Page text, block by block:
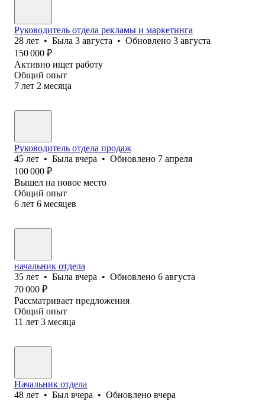
Руководитель отдела рекламы и маркетинга
28 лет • Была 3 августа • Обновлено 3 августа
150 000 ₽
Активно ищет работу
Общий опыт
7 лет 2 месяца
Руководитель отдела продаж
45 лет • Была вчера • Обновлено 7 апреля
100 000 ₽
Вышел на новое место
Общий опыт
6 лет 6 месяцев
начальник отдела
35 лет • Была вчера • Обновлено 6 августа
70 000 ₽
Рассматривает предложения
Общий опыт
11 лет 3 месяца
Начальник отдела
48 лет • Был вчера • Обновлено вчера